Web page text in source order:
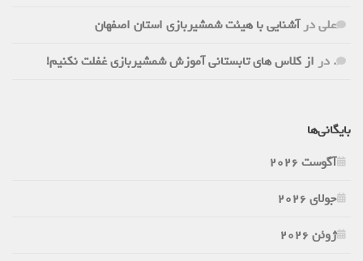
علیدرآشنایی با هیئت شمشیربازی استان اصفهان
.دراز کلاس های تابستانی آموزش شمشیربازی غفلت نکنیم!
بایگانی‌ها
آگوست 2026
جولای 2026
ژوئن 2026